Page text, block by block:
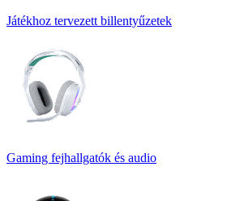
Játékhoz tervezett billentyűzetek
Gaming fejhallgatók és audio